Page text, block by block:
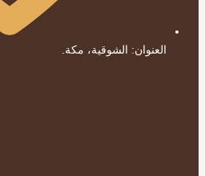
العنوان: الشوقية، مكة.